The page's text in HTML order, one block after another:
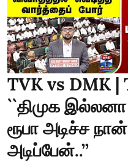
TVK vs DMK |
``திமுக
ரூபா அடிச்ச
அடிப்பேன்..’’